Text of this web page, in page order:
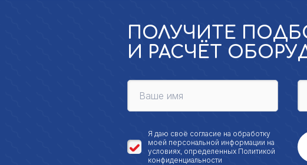
ПОЛУЧИТЕ
И РАСЧЁТ
Я даю своё согласие на обработку
моей персональной информации на
условиях, определенных Политикой
конфиденциальности